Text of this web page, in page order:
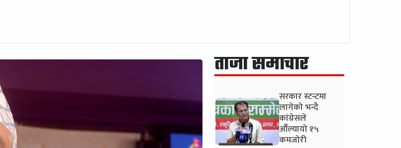
ताजा समाचार
सरकार स्टन्टमा
लागेको भन्दै
कांग्रेसले
औँल्यायो १५
कमजोरी